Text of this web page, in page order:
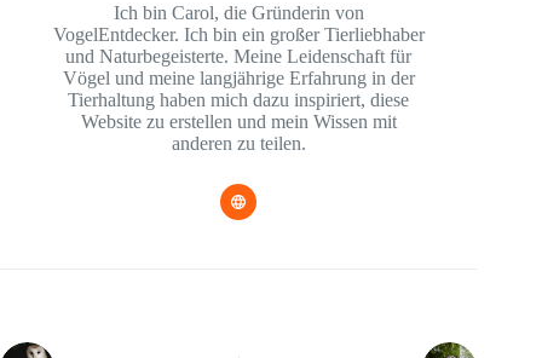
Ich bin Carol, die Gründerin von
VogelEntdecker. Ich bin ein großer Tierliebhaber
und Naturbegeisterte. Meine Leidenschaft für
Vögel und meine langjährige Erfahrung in der
Tierhaltung haben mich dazu inspiriert, diese
Website zu erstellen und mein Wissen mit
anderen zu teilen.